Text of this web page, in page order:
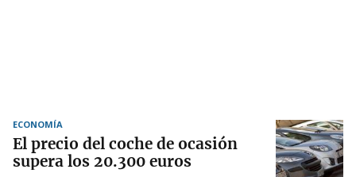
ECONOMÍA
El precio del coche de ocasión
supera los 20.300 euros